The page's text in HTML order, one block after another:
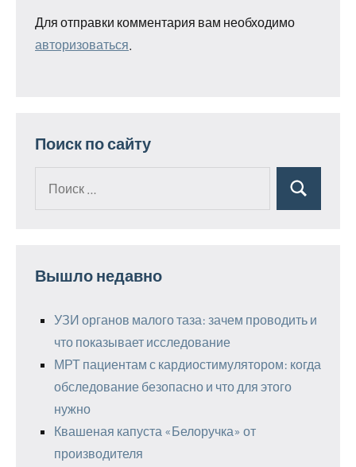
Для отправки комментария вам необходимо
авторизоваться
Поиск по сайту
Поиск
Вышло недавно
УЗИ органов малого таза: зачем проводить и
что показывает исследование
МРТ пациентам с кардиостимулятором: когда
обследование безопасно и что для этого
нужно
Квашеная капуста «Белоручка» от
производителя